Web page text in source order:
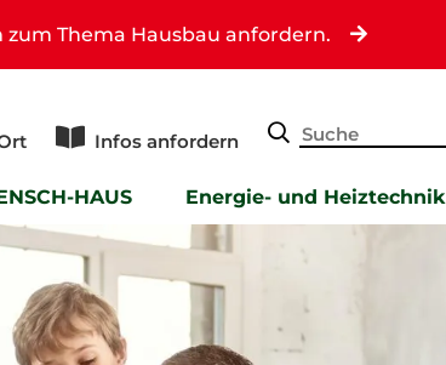
Thema Hausbau anfordern.
Infos anfordern
HAUS Energie- und Heiztechnik